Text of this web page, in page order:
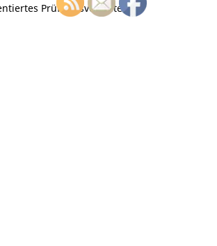
Prüfungsverhalten